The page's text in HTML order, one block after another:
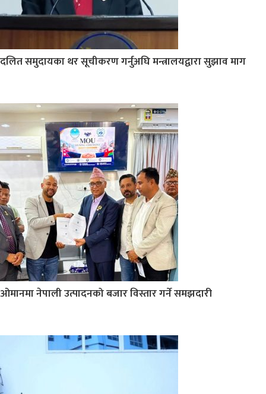
दलित समुदायका थर सूचीकरण गर्नुअघि मन्त्रालयद्वारा सुझाव माग
ओमानमा नेपाली उत्पादनको बजार विस्तार गर्ने समझदारी